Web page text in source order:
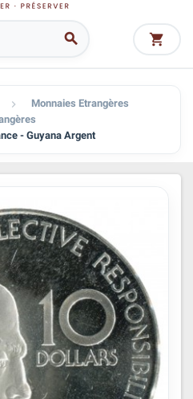
 
 Monnaies Etrangères
- Guyana Argent